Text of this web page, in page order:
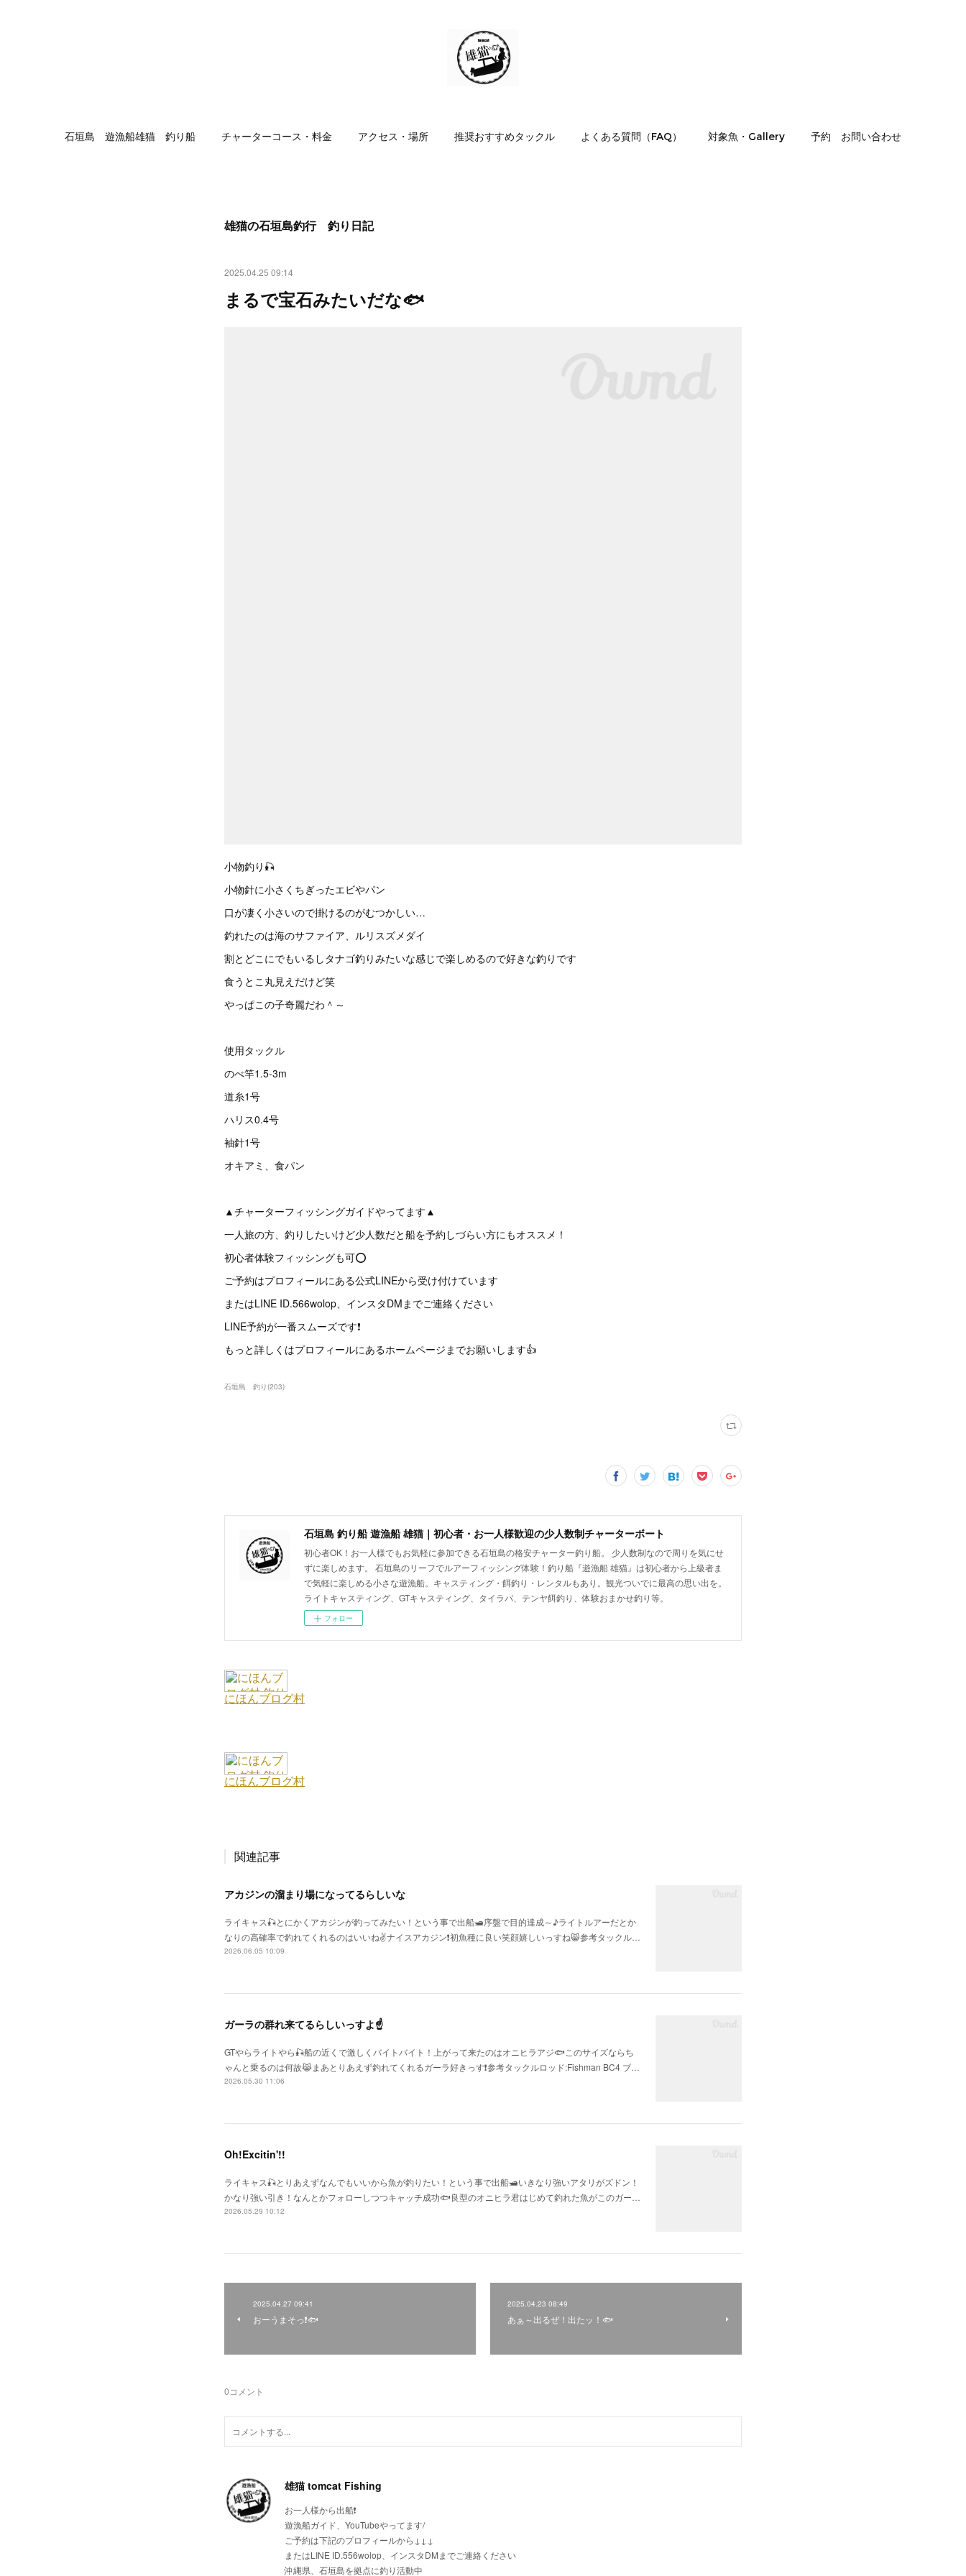
石垣島 遊漁船雄猫 釣り船 チャーターコース・料金 アクセス・場所 推奨おすすめタックル よくある質問（FAQ） 対象魚・Gallery 予約 お問い合わせ
雄猫の石垣島釣行 釣り日記
2025.04.25 09:14
まるで宝石みたいだな🐟
小物釣り🎣
小物針に小さくちぎったエビやパン
口が凄く小さいので掛けるのがむつかしい…
釣れたのは海のサファイア、ルリスズメダイ
割とどこにでもいるしタナゴ釣りみたいな感じで楽しめるので好きな釣りです
食うとこ丸見えだけど笑
やっぱこの子奇麗だわ＾～
使用タックル
のべ竿1.5-3m
道糸1号
ハリス0.4号
袖針1号
オキアミ、食パン
▲チャーターフィッシングガイドやってます▲
一人旅の方、釣りしたいけど少人数だと船を予約しづらい方にもオススメ！
初心者体験フィッシングも可⭕
ご予約はプロフィールにある公式LINEから受け付けています
またはLINE ID.566wolop、インスタDMまでご連絡ください
LINE予約が一番スムーズです❗
もっと詳しくはプロフィールにあるホームページまでお願いします👍
石垣島 釣り(203)
石垣島 釣り船 遊漁船 雄猫｜初心者・お一人様歓迎の少人数制チャーターボート
初心者OK！お一人様でもお気軽に参加できる石垣島の格安チャーター釣り船。 少人数制なので周りを気にせ
ずに楽しめます。 石垣島のリーフでルアーフィッシング体験！釣り船『遊漁船 雄猫』は初心者から上級者ま
で気軽に楽しめる小さな遊漁船。キャスティング・餌釣り・レンタルもあり。観光ついでに最高の思い出を。
ライトキャスティング、GTキャスティング、タイラバ、テンヤ餌釣り、体験おまかせ釣り等。
フォロー
関連記事
アカジンの溜まり場になってるらしいな
ライキャス🎣とにかくアカジンが釣ってみたい！という事で出船🛥序盤で目的達成～♪ライトルアーだとか
なりの高確率で釣れてくれるのはいいね✌ナイスアカジン❗初魚種に良い笑顔嬉しいっすね😸参考タックル…
2026.06.05 10:09
ガーラの群れ来てるらしいっすよ☝
GTやらライトやら🎣船の近くで激しくバイトバイト！上がって来たのはオニヒラアジ🐟このサイズならち
ゃんと乗るのは何故😹まあとりあえず釣れてくれるガーラ好きっす❗参考タックルロッド:Fishman BC4 ブ…
2026.05.30 11:06
Oh!Excitin'!!
ライキャス🎣とりあえずなんでもいいから魚が釣りたい！という事で出船🛥いきなり強いアタリがズドン！
かなり強い引き！なんとかフォローしつつキャッチ成功🐟良型のオニヒラ君はじめて釣れた魚がこのガー…
2026.05.29 10:12
2025.04.27 09:41
おーうまそっ❗🐟
2025.04.23 08:49
あぁ～出るぜ！出たッ！🐟
0コメント
雄猫 tomcat Fishing
お一人様から出船❗
遊漁船ガイド、YouTubeやってます/
ご予約は下記のプロフィールから↓↓↓
またはLINE ID.556wolop、インスタDMまでご連絡ください
沖縄県、石垣島を拠点に釣り活動中